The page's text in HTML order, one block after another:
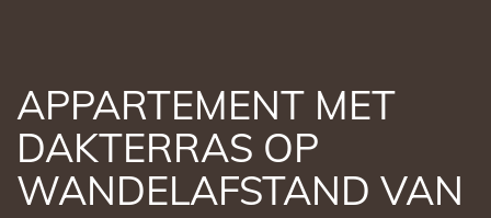
APPARTEMENT MET
DAKTERRAS OP
WANDELAFSTAND VAN